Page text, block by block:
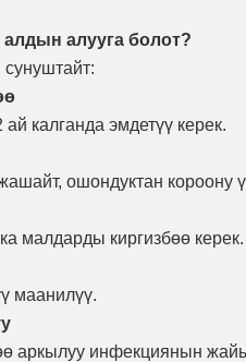
алууга болот?
калганда эмдетүү керек.
ошондуктан короону
малдарды киргизбөө керек.
маанилүү.
аркылуу инфекциянын